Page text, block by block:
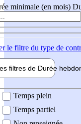
minimale (en mois)
le filtre du type de
filtres de Durée hebdo
Temps plein
Temps partiel